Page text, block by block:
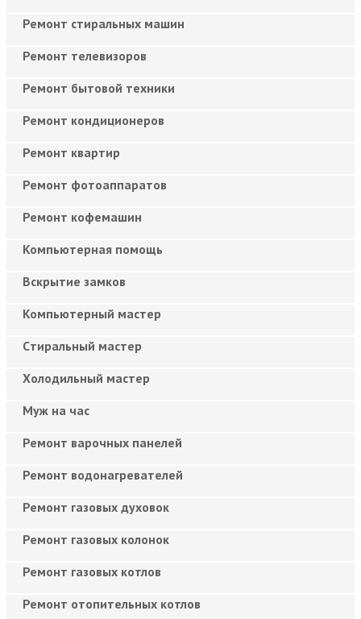
Ремонт стиральных машин
Ремонт телевизоров
Ремонт бытовой техники
Ремонт кондиционеров
Ремонт квартир
Ремонт фотоаппаратов
Ремонт кофемашин
Компьютерная помощь
Вскрытие замков
Компьютерный мастер
Cтиральный мастер
Холодильный мастер
Муж на час
Ремонт варочных панелей
Ремонт водонагревателей
Ремонт газовых духовок
Ремонт газовых колонок
Ремонт газовых котлов
Ремонт отопительных котлов